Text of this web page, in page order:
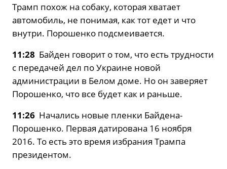
Трамп похож на собаку, которая хватает
автомобиль, не понимая, как тот едет и что
внутри. Порошенко подсмеивается.
11:28 Байден говорит о том, что есть трудности
с передачей дел по Украине новой
администрации в Белом доме. Но он заверяет
Порошенко, что все будет как и раньше.
11:26 Начались новые пленки Байдена-
Порошенко. Первая датирована 16 ноября
2016. То есть это время избрания Трампа
президентом.